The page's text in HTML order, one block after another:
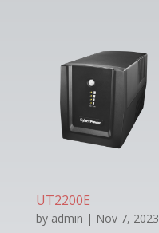
UT2200E
by admin | Nov 7, 2023